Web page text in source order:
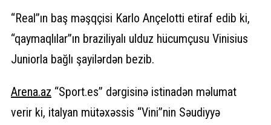
“Real”ın baş məşqçisi Karlo Ançelotti etiraf edib ki,
“qaymaqlılar”ın braziliyalı ulduz hücumçusu Vinisius
Juniorla bağlı şayilərdən bezib.
Arena.az “Sport.es” dərgisinə istinadən məlumat
verir ki, italyan mütəxəssis “Vini”nin Səudiyyə